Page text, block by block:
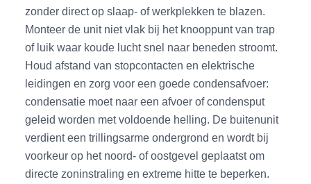
zonder direct op slaap- of werkplekken te blazen.
Monteer de unit niet vlak bij het knooppunt van trap
of luik waar koude lucht snel naar beneden stroomt.
Houd afstand van stopcontacten en elektrische
leidingen en zorg voor een goede condensafvoer:
condensatie moet naar een afvoer of condensput
geleid worden met voldoende helling. De buitenunit
verdient een trillingsarme ondergrond en wordt bij
voorkeur op het noord- of oostgevel geplaatst om
directe zoninstraling en extreme hitte te beperken.